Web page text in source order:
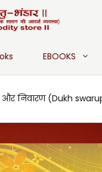
EBOOKS
निवारण (Dukh